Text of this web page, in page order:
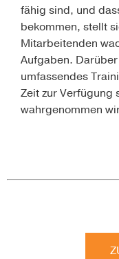
fähig sind, und
bekommen, stellt
Mitarbeitenden
Aufgaben.
umfassendes
Zeit zur Verfügung
wahrgenommen